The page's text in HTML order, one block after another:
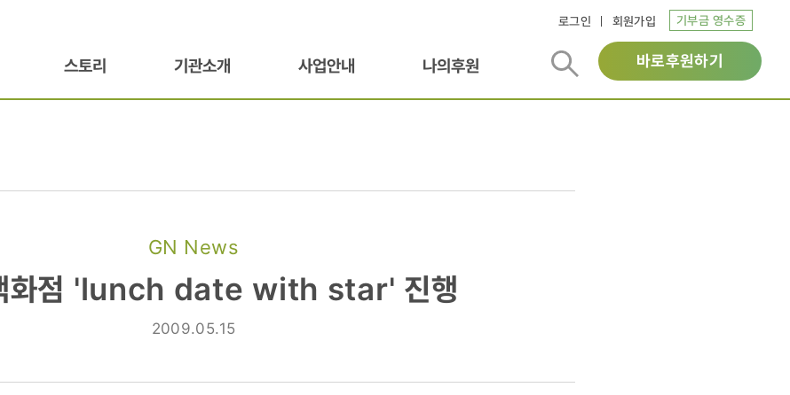
로그인 회원가입 기부금 영수증
스토리 기관소개 사업안내 나의후원 바로후원하기
GN News
화점 'lunch date with star' 진행
2009.05.15